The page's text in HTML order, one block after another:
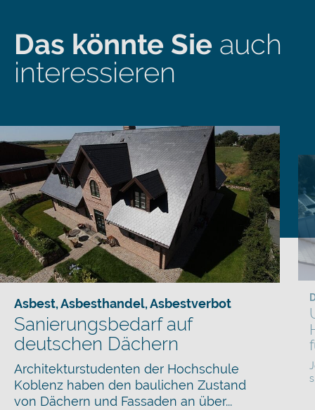
Das könnte Sie auch
interessieren
Asbest,Asbesthandel,Asbestverbot
Sanierungsbedarf auf
deutschen Dächern
Architekturstudenten der Hochschule
Koblenz haben den baulichen Zustand
von Dächern und Fassaden an über...